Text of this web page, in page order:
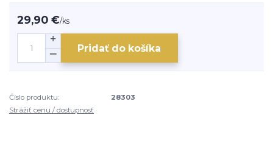
29,90 €/ks
Pridať do košíka
Číslo produktu:
28303
Strážiť cenu / dostupnosť